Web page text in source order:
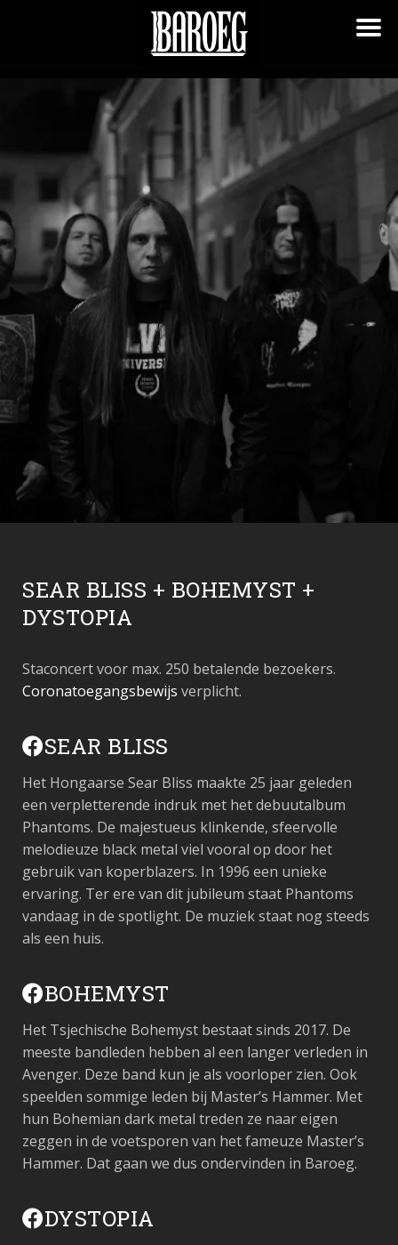
SEAR BLISS + BOHEMYST +
DYSTOPIA
Staconcert voor max. 250 betalende bezoekers.
Coronatoegangsbewijs verplicht.
SEAR BLISS
Het Hongaarse Sear Bliss maakte 25 jaar geleden
een verpletterende indruk met het debuutalbum
Phantoms. De majestueus klinkende, sfeervolle
melodieuze black metal viel vooral op door het
gebruik van koperblazers. In 1996 een unieke
ervaring. Ter ere van dit jubileum staat Phantoms
vandaag in de spotlight. De muziek staat nog steeds
als een huis.
BOHEMYST
Het Tsjechische Bohemyst bestaat sinds 2017. De
meeste bandleden hebben al een langer verleden in
Avenger. Deze band kun je als voorloper zien. Ook
speelden sommige leden bij Master’s Hammer. Met
hun Bohemian dark metal treden ze naar eigen
zeggen in de voetsporen van het fameuze Master’s
Hammer. Dat gaan we dus ondervinden in Baroeg.
DYSTOPIA